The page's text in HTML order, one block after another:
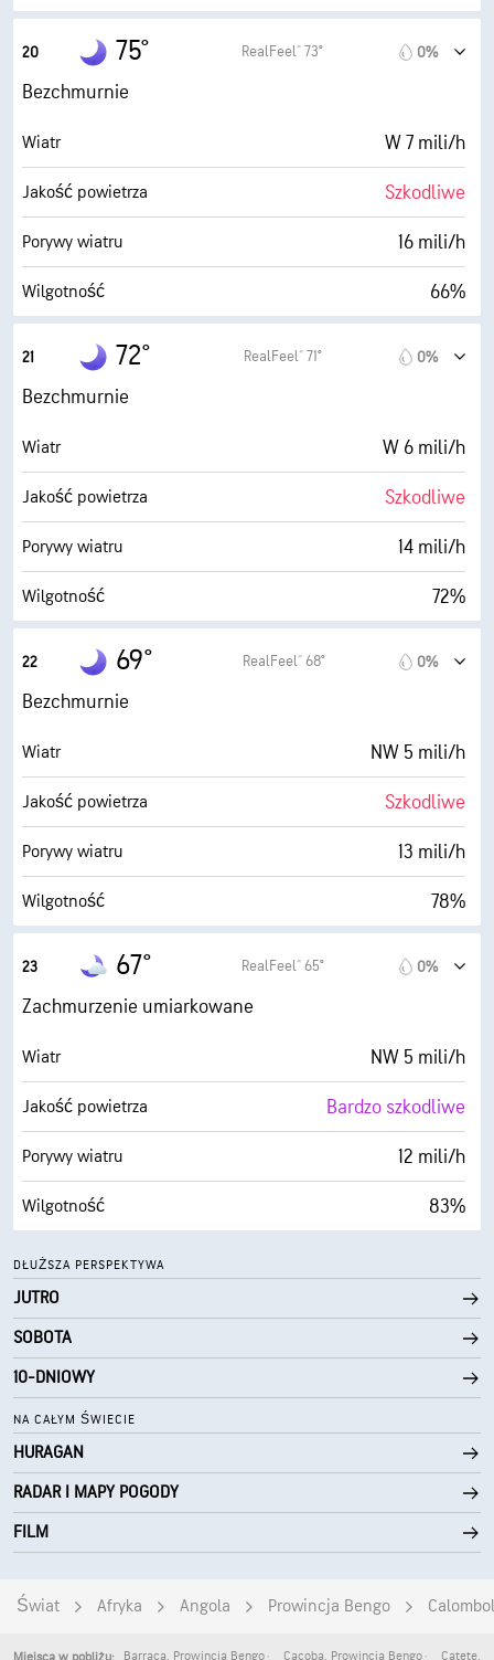
Punkt rosy
AccuLumen Brightness Index™
Zachmurzenie 0%
Widoczność 5 mili
Pułap chmur 30000 stopy
20 75° RealFeel® 73° 0%
Bezchmurnie
Wiatr W 7 mili/h
Jakość powietrza Szkodliwe
Porywy wiatru 16 mili/h
Wilgotność 66%
Punkt rosy
AccuLumen Brightness Index™
Zachmurzenie 2%
Widoczność 5 mili
Pułap chmur 30000 stopy
21 72° RealFeel® 71° 0%
Bezchmurnie
Wiatr W 6 mili/h
Jakość powietrza Szkodliwe
Porywy wiatru 14 mili/h
Wilgotność 72%
Punkt rosy
AccuLumen Brightness Index™
Zachmurzenie 5%
Widoczność 5 mili
Pułap chmur 30000 stopy
22 69° RealFeel® 68° 0%
Bezchmurnie
Wiatr NW 5 mili/h
Jakość powietrza Szkodliwe
Porywy wiatru 13 mili/h
Wilgotność 78%
Punkt rosy
AccuLumen Brightness Index™
Zachmurzenie 7%
Widoczność 5 mili
Pułap chmur 30000 stopy
23 67° RealFeel® 65° 0%
Zachmurzenie umiarkowane
Wiatr NW 5 mili/h
Jakość powietrza Bardzo szkodliwe
Porywy wiatru 12 mili/h
Wilgotność 83%
Punkt rosy
AccuLumen Brightness Index™ 0 (Ciemne)
Zachmurzenie 38%
Widoczność 5 mili
Pułap chmur 30000 stopy
DŁUŻSZA PERSPEKTYWA
JUTRO
SOBOTA
10-DNIOWY
NA CAŁYM ŚWIECIE
HURAGAN
RADAR I MAPY POGODY
FILM
Świat Afryka Angola Prowincja Bengo
Miejsca w pobliżu: Barraca, Prowincja Bengo Cacoba, Prowincja Bengo Catete,